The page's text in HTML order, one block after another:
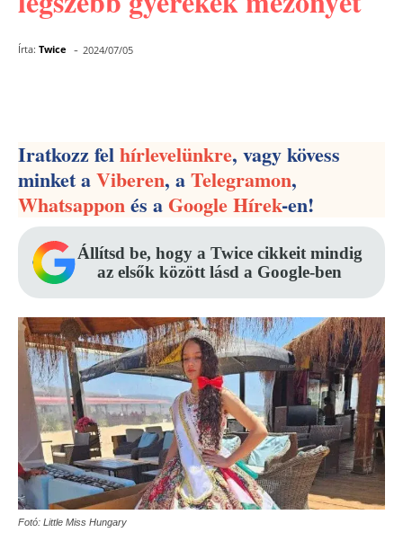
Írta: Twice - 2024/07/05
Iratkozz felhírlevelünkre, vagy kövess
minket aViberen, aTelegramon,
Whatsapponés aGoogle Hírek-en!
Állítsd be, hogy a Twice cikkeit mindig
az elsők között lásd a Google-ben
Fotó: Little Miss Hungary